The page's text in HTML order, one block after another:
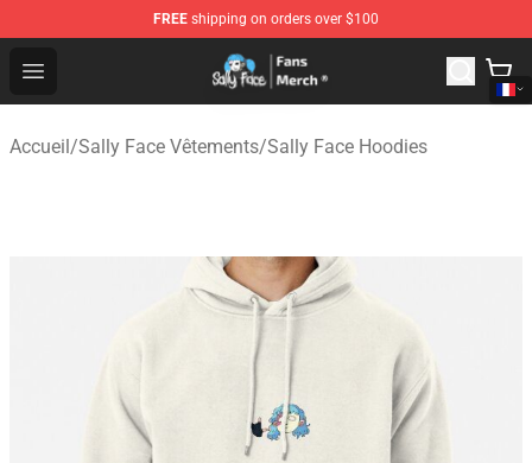
FREE shipping on orders over $100
Open menu
Sally Face Store - Official Sally Face Merchandise Shop
Accueil/Sally Face Vêtements/Sally Face Hoodies